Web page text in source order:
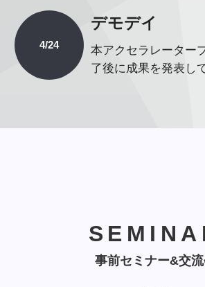
4/24
デモデイ
本アクセラレーター
了後に成果を発表し
事前セミナー&交
事前セミナー&交